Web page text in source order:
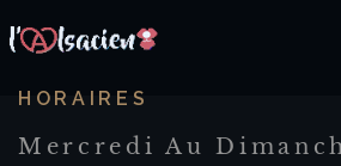
HORAIRES
Mercredi Au